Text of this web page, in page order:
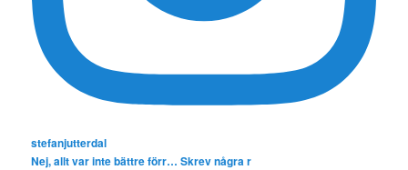
stefanjutterdal
Nej, allt var inte bättre förr… Skrev några r